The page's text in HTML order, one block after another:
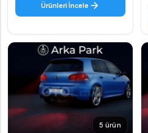
Ürünleri İncele
5 ürün